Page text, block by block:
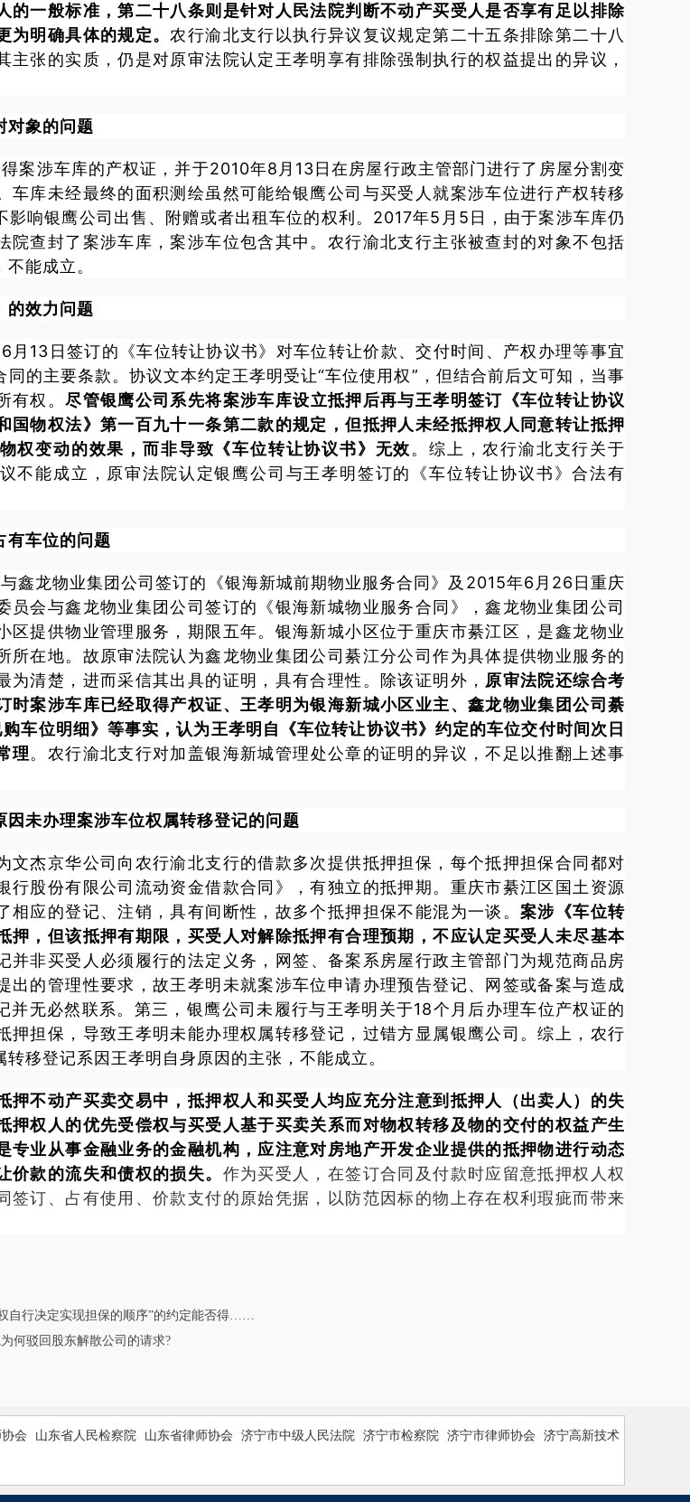
的一般标准，第二十八条则是针对人民法院判断不动产买受人是否享有足以排除
为明确具体的规定。农行渝北支行以执行异议复议规定第二十五条排除第二十八
主张的实质，仍是对原审法院认定王孝明享有排除强制执行的权益提出的异议，
对象的问题
案涉车库的产权证，并于2010年8月13日在房屋行政主管部门进行了房屋分割变
车库未经最终的面积测绘虽然可能给银鹰公司与买受人就案涉车位进行产权转移
影响银鹰公司出售、附赠或者出租车位的权利。2017年5月5日，由于案涉车库仍
院查封了案涉车库，案涉车位包含其中。农行渝北支行主张被查封的对象不包括
能成立。
的效力问题
月13日签订的《车位转让协议书》对车位转让价款、交付时间、产权办理等事宜
的主要条款。协议文本约定王孝明受让“车位使用权”，但结合前后文可知，当事
有权。尽管银鹰公司系先将案涉车库设立抵押后再与王孝明签订《车位转让协议
国物权法》第一百九十一条第二款的规定，但抵押人未经抵押权人同意转让抵押
权变动的效果，而非导致《车位转让协议书》无效。 综上，农行渝北支行关于
不能成立，原审法院认定银鹰公司与王孝明签订的《车位转让协议书》合法有
有车位的问题
鑫龙物业集团公司签订的《银海新城前期物业服务合同》及2015年6月26日重庆
员会与鑫龙物业集团公司签订的《银海新城物业服务合同》，鑫龙物业集团公司
区提供物业管理服务，期限五年。银海新城小区位于重庆市綦江区，是鑫龙物业
所在地。故原审法院认为鑫龙物业集团公司綦江分公司作为具体提供物业服务的
为清楚，进而采信其出具的证明，具有合理性。 除该证明外， 原审法院还综合考
时案涉车库已经取得产权证、王孝明为银海新城小区业主、鑫龙物业集团公司綦
车位明细》等事实，认为王孝明自《车位转让协议书》约定的车位交付时间次日
理。 农行渝北支行对加盖银海新城管理处公章的证明的异议，不足以推翻上述事
未办理案涉车位权属转移登记的问题
文杰京华公司向农行渝北支行的借款多次提供抵押担保，每个抵押担保合同都对
行股份有限公司流动资金借款合同》，有独立的抵押期。重庆市綦江区国土资源
相应的登记、注销，具有间断性，故多个抵押担保不能混为一谈。案涉《车位转
押，但该抵押有期限，买受人对解除抵押有合理预期，不应认定买受人未尽基本
并非买受人必须履行的法定义务，网签、备案系房屋行政主管部门为规范商品房
出的管理性要求，故王孝明未就案涉车位申请办理预告登记、网签或备案与造成
并无必然联系。第三，银鹰公司未履行与王孝明关于18个月后办理车位产权证的
押担保，导致王孝明未能办理权属转移登记，过错方显属银鹰公司。综上，农行
移登记系因王孝明自身原因的主张，不能成立。
押不动产买卖交易中，抵押权人和买受人均应充分注意到抵押人（出卖人）的失
押权人的优先受偿权与买受人基于买卖关系而对物权转移及物的交付的权益产生
专业从事金融业务的金融机构，应注意对房地产开发企业提供的抵押物进行动态
价款的流失和债权的损失。 作为买受人，在签订合同及付款时应留意抵押权人权
签订、占有使用、价款支付的原始凭据，以防范因标的物上存在权利瑕疵而带来
自行决定实现担保的顺序”的约定能否得……
何驳回股东解散公司的请求?
会 山东省人民检察院 山东省律师协会 济宁市中级人民法院 济宁市检察院 济宁市律师协会 济宁高新技术